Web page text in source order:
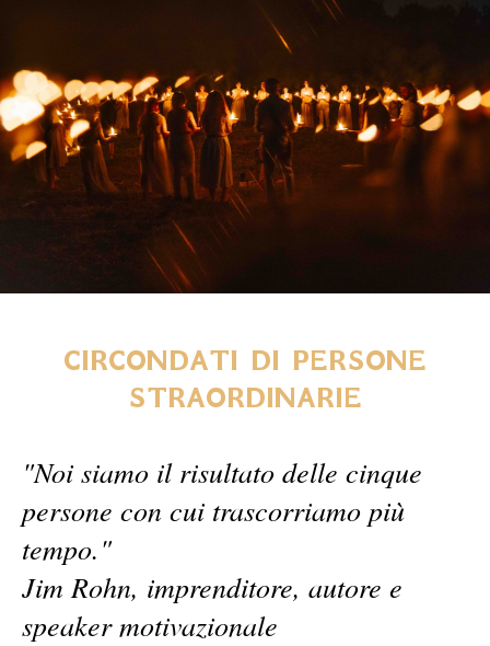
CIRCONDATI DI PERSONE
STRAORDINARIE
"Noi siamo il risultato delle cinque
persone con cui trascorriamo più
tempo."
Jim Rohn, imprenditore, autore e
speaker motivazionale